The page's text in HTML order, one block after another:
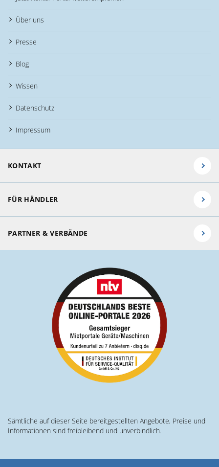
Über uns
Presse
Blog
Wissen
Datenschutz
Impressum
KONTAKT
FÜR HÄNDLER
PARTNER & VERBÄNDE
Sämtliche auf dieser Seite bereitgestellten Angebote, Preise und
Informationen sind freibleibend und unverbindlich.